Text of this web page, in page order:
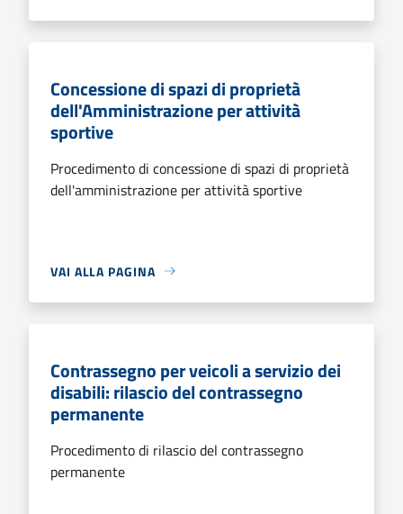
Concessione di spazi di proprietà
dell'Amministrazione per attività
sportive
Procedimento di concessione di spazi di proprietà
dell'amministrazione per attività sportive
VAI ALLA PAGINA
Contrassegno per veicoli a servizio dei
disabili: rilascio del contrassegno
permanente
Procedimento di rilascio del contrassegno
permanente